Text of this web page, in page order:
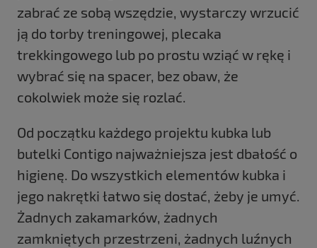
zabrać ze sobą wszędzie, wystarczy wrzucić
ją do torby treningowej, plecaka
trekkingowego lub po prostu wziąć w rękę i
wybrać się na spacer, bez obaw, że
cokolwiek może się rozlać.
Od początku każdego projektu kubka lub
butelki Contigo najważniejsza jest dbałość o
higienę. Do wszystkich elementów kubka i
jego nakrętki łatwo się dostać, żeby je umyć.
Żadnych zakamarków, żadnych
zamkniętych przestrzeni, żadnych luźnych